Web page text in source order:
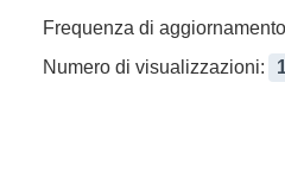
Frequenza di
Numero di visualizzazioni: